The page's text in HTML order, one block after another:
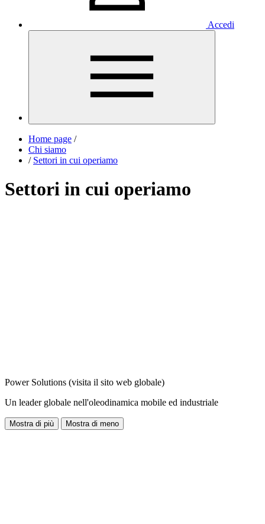
Accedi
Home page /
Chi siamo
/ Settori in cui operiamo
Settori in cui operiamo
Power Solutions (visita il sito web globale)
Un leader globale nell'oleodinamica mobile ed industriale
Mostra di più Mostra di meno